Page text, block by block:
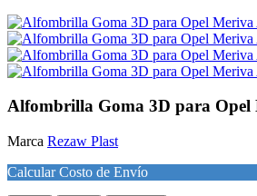
Alfombrilla Goma 3D para Opel
Marca Rezaw Plast
Calcular Costo de Envío